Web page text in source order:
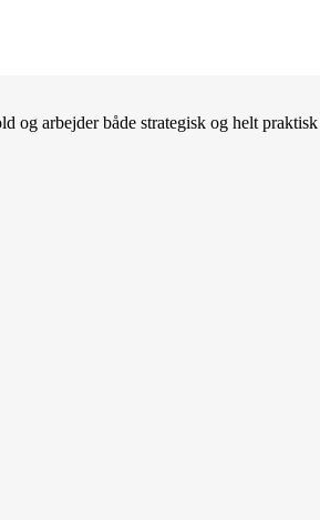
arbejder både strategisk og helt